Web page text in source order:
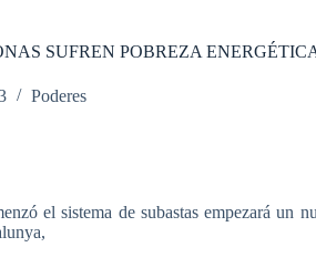
SUFREN POBREZA
Poderes
elsistema de subastas empezará un
,